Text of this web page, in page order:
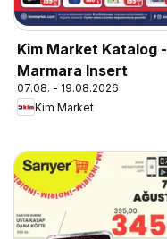
Kim Market Katalog -
Marmara Insert
07.08. - 19.08.2026
Kim Market